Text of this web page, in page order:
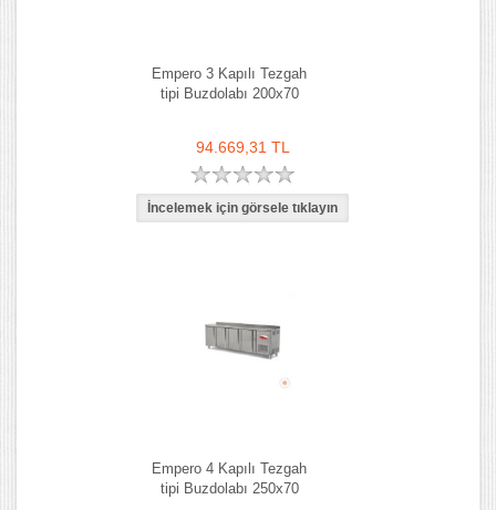
Empero 3 Kapılı Tezgah
tipi Buzdolabı 200x70
94.669,31 TL
Empero 4 Kapılı Tezgah
tipi Buzdolabı 250x70